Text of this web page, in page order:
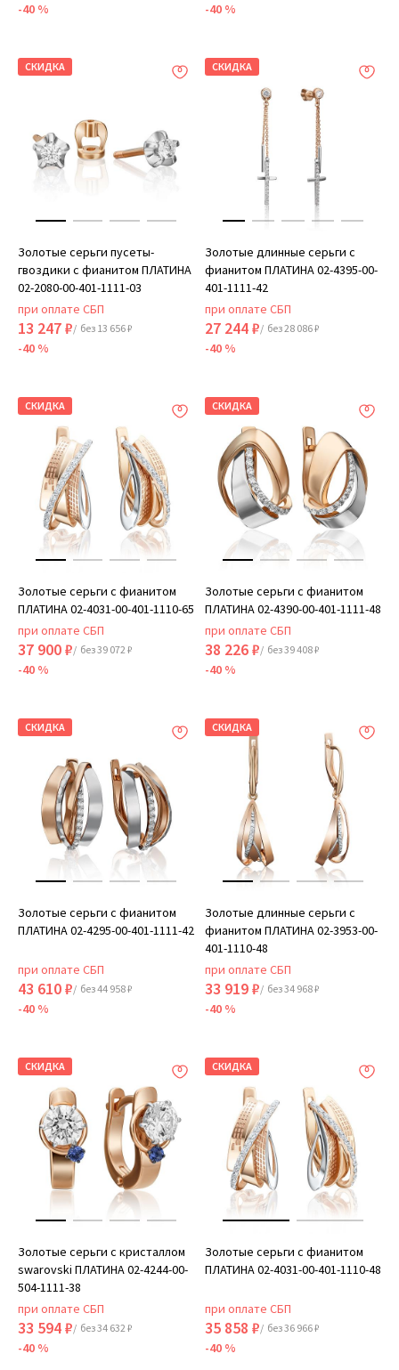
-40 % -40 %
СКИДКА
Золотые серьги пусеты-
гвоздики с фианитом ПЛАТИНА
02-2080-00-401-1111-03
при оплате СБП
13 247 ₽/ без 13 656 ₽
-40 %
СКИДКА
Золотые длинные серьги с
фианитом ПЛАТИНА 02-4395-00-
401-1111-42
при оплате СБП
27 244 ₽/ без 28 086 ₽
-40 %
СКИДКА
Золотые серьги с фианитом
ПЛАТИНА 02-4031-00-401-1110-65
при оплате СБП
37 900 ₽/ без 39 072 ₽
-40 %
СКИДКА
Золотые серьги с фианитом
ПЛАТИНА 02-4390-00-401-1111-48
при оплате СБП
38 226 ₽/ без 39 408 ₽
-40 %
СКИДКА
Золотые серьги с фианитом
ПЛАТИНА 02-4295-00-401-1111-42
при оплате СБП
43 610 ₽/ без 44 958 ₽
-40 %
СКИДКА
Золотые длинные серьги с
фианитом ПЛАТИНА 02-3953-00-
401-1110-48
при оплате СБП
33 919 ₽/ без 34 968 ₽
-40 %
СКИДКА
Золотые серьги с кристаллом
swarovski ПЛАТИНА 02-4244-00-
504-1111-38
при оплате СБП
33 594 ₽/ без 34 632 ₽
-40 %
СКИДКА
Золотые серьги с фианитом
ПЛАТИНА 02-4031-00-401-1110-48
при оплате СБП
35 858 ₽/ без 36 966 ₽
-40 %